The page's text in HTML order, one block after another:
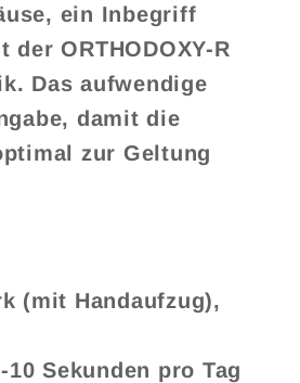
ein Inbegriff
ORTHODOXY-R
Das aufwendige
damit die
zur Geltung
(mit Handaufzug),
Sekunden pro Tag